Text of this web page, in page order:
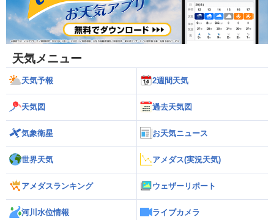
天気メニュー
天気予報 2週間天気
天気図 過去天気図
気象衛星 お天気ニュース
世界天気 アメダス(実況天気)
アメダスランキング ウェザーリポート
河川水位情報 ライブカメラ